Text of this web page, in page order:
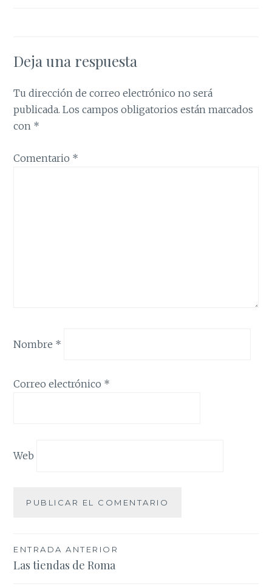
Deja una respuesta
Tu dirección de correo electrónico no será
publicada. Los campos obligatorios están marcados
con *
Comentario *
Nombre *
Correo electrónico *
Web
Navegación
de
ENTRADA ANTERIOR
Las tiendas de Roma